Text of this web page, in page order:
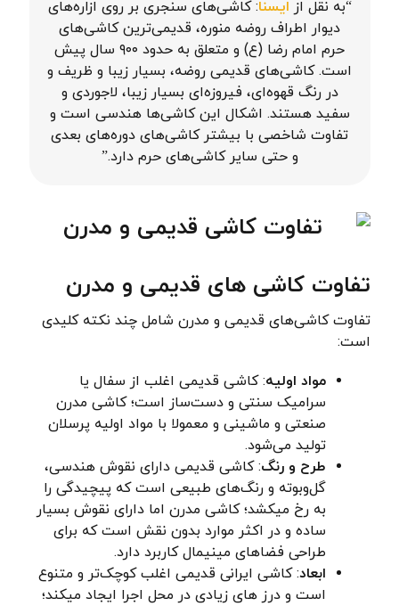
“به نقل از ایسنا: کاشی‌های سنجری بر روی ازاره‌های
دیوار اطراف روضه منوره، ‌قدیمی‌ترین کاشی‌های
حرم امام رضا (ع) و متعلق به حدود ۹۰۰ سال پیش
است. کاشی‌های قدیمی روضه، بسیار زیبا و ظریف و
در رنگ قهوه‌ای، ‌فیروزه‌ای بسیار زیبا، لاجوردی و
سفید هستند. اشکال این کاشی‌ها هندسی است و
تفاوت شاخصی با بیشتر کاشی‌های دوره‌های بعدی
و حتی سایر کاشی‌های حرم دارد.”
تفاوت کاشی های قدیمی و مدرن
تفاوت کاشی‌های قدیمی و مدرن شامل چند نکته کلیدی
است:
مواد اولیه: کاشی قدیمی اغلب از سفال یا
سرامیک سنتی و دست‌ساز است؛ کاشی مدرن
صنعتی و ماشینی و معمولا با مواد اولیه پرسلان
تولید می‌شود.
طرح و رنگ: کاشی قدیمی دارای نقوش هندسی،
گل‌وبوته و رنگ‌های طبیعی است که پیچیدگی را
به رخ میکشد؛ کاشی مدرن اما دارای نقوش بسیار
ساده و در اکثر موارد بدون نقش است که برای
طراحی فضاهای مینیمال کاربرد دارد.
ابعاد: کاشی ایرانی قدیمی اغلب کوچک‌تر و متنوع
است و درز های زیادی در محل اجرا ایجاد میکند؛